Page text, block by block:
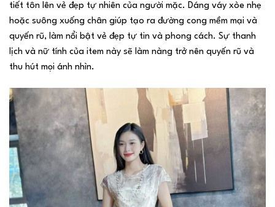
tiết tôn lên vẻ đẹp tự nhiên của người mặc. Dáng váy xòe nhẹ
hoặc suông xuống chân giúp tạo ra đường cong mềm mại và
quyến rũ, làm nổi bật vẻ đẹp tự tin và phong cách. Sự thanh
lịch và nữ tính của item này sẽ làm nàng trở nên quyến rũ và
thu hút mọi ánh nhìn.